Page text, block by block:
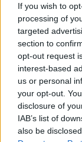
If you wish to
processing of
targeted
section to
opt-out request
interest-based
us or personal
your opt-out.
disclosure of
IAB’s list of
also be
pincészet